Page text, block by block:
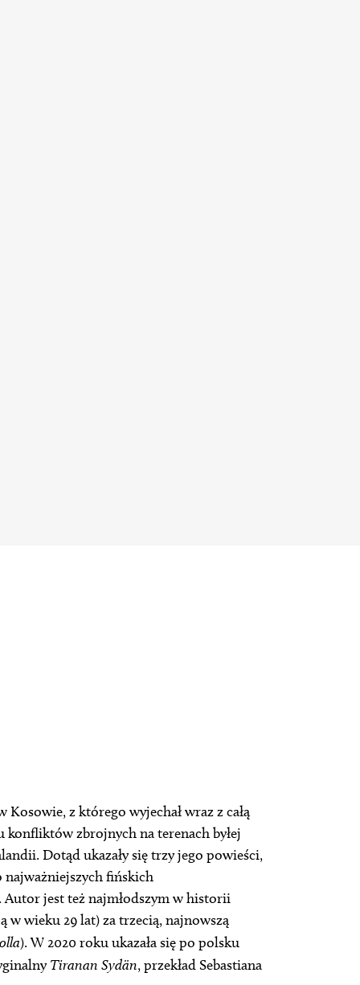
z którego wyjechał wraz z całą
zbrojnych na terenach byłej
Dotąd ukazały się trzy jego powieści,
najważniejszych fińskich
jest też najmłodszym w historii
w wieku 29 lat) za trzecią, najnowszą
). W 2020 roku ukazała się po polsku
Tiranan Sydän, przekład Sebastiana